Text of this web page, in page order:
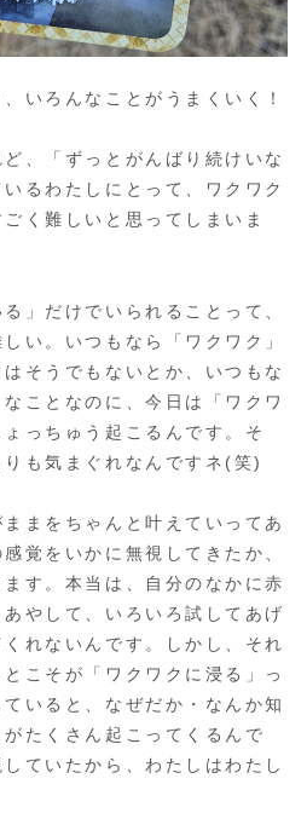
いろんなことがうまくいく！
、「ずっとがんばり続けいな
るわたしにとって、ワクワク
く難しいと思ってしまいま
」だけでいられることって、
い。いつもなら「ワクワク」
そうでもないとか、いつもな
ことなのに、今日は「ワクワ
っちゅう起こるんです。そ
も気まぐれなんですネ(笑)
まをちゃんと叶えていってあ
覚をいかに無視してきたか、
す。本当は、自分のなかに赤
やして、いろいろ試してあげ
れないんです。しかし、それ
こそが「ワクワクに浸る」っ
いると、なぜだか・なんか知
たくさん起こってくるんで
ていたから、わたしはわたし